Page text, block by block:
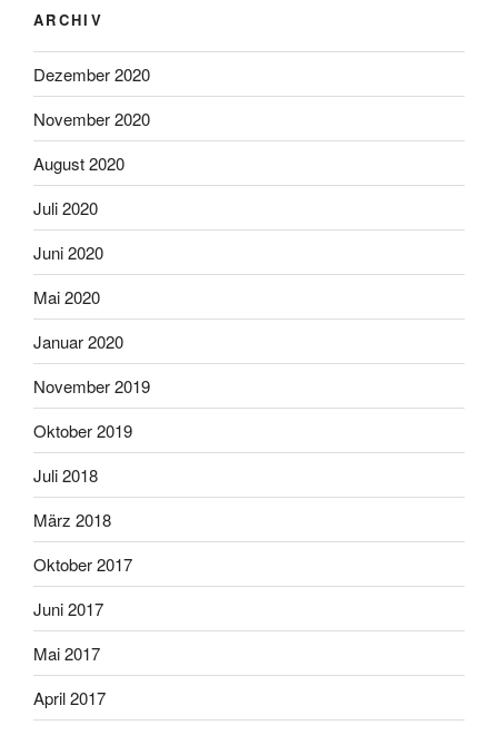
ARCHIV
Dezember 2020
November 2020
August 2020
Juli 2020
Juni 2020
Mai 2020
Januar 2020
November 2019
Oktober 2019
Juli 2018
März 2018
Oktober 2017
Juni 2017
Mai 2017
April 2017